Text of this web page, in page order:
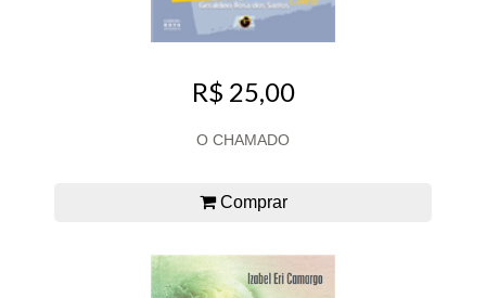
R$ 25,00
O CHAMADO
Comprar